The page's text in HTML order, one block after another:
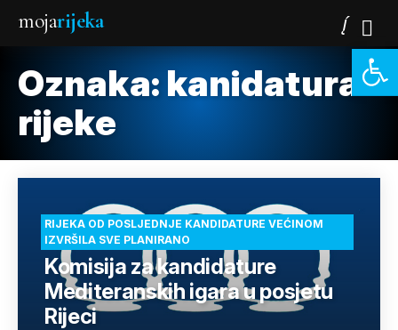
mojarijeka
Oznaka: kanidatura-
rijeke
RIJEKA OD POSLJEDNJE KANDIDATURE VEĆINOM
IZVRŠILA SVE PLANIRANO
Komisija za kandidature
Mediteranskih igara u posjetu
Rijeci